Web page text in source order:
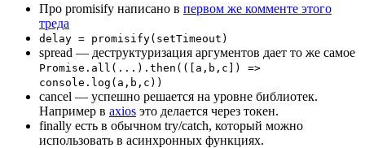
Про promisify написано в первом же комменте этого
треда
delay = promisify(setTimeout)
spread — деструктуризация аргументов дает то же самое
Promise.all(...).then(([a,b,c]) =>
console.log(a,b,c))
cancel — успешно решается на уровне библиотек.
Например в axios это делается через токен.
finally есть в обычном try/catch, который можно
использовать в асинхронных функциях.